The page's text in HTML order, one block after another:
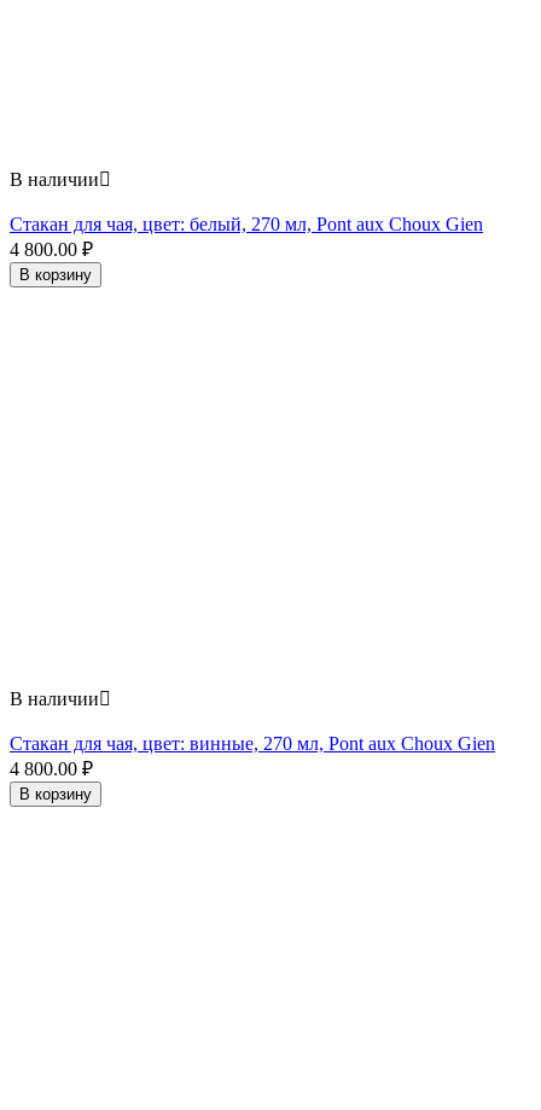
В наличии
Стакан для чая, цвет: белый, 270 мл, Pont aux Choux Gien
4 800.00 ₽
В корзину
В наличии
Стакан для чая, цвет: винные, 270 мл, Pont aux Choux Gien
4 800.00 ₽
В корзину